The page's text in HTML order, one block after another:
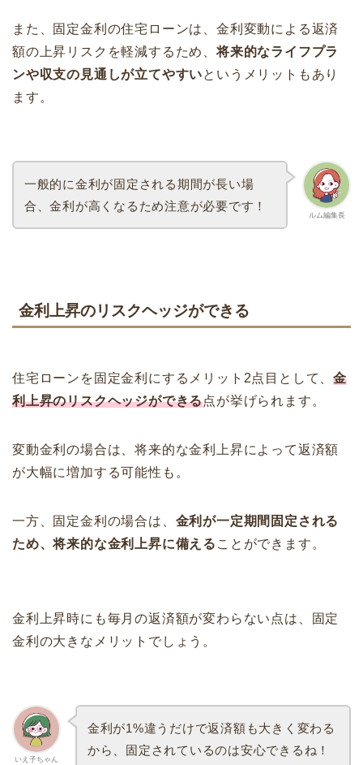
また、固定金利の住宅ローンは、金利変動による返済
額の上昇リスクを軽減するため、将来的なライフプラ
ンや収支の見通しが立てやすいというメリットもあり
ます。
ルム編集長
一般的に金利が固定される期間が長い場
合、金利が高くなるため注意が必要です！
金利上昇のリスクヘッジができる
住宅ローンを固定金利にするメリット2点目として、金
利上昇のリスクヘッジができる点が挙げられます。
変動金利の場合は、将来的な金利上昇によって返済額
が大幅に増加する可能性も。
一方、固定金利の場合は、 金利が一定期間固定される
ため、将来的な金利上昇に備える ことができます。
金利上昇時にも毎月の返済額が変わらない点は、固定
金利の大きなメリットでしょう。
いえ子ちゃん
金利が1%違うだけで返済額も大きく変わる
から、固定されているのは安心できるね！